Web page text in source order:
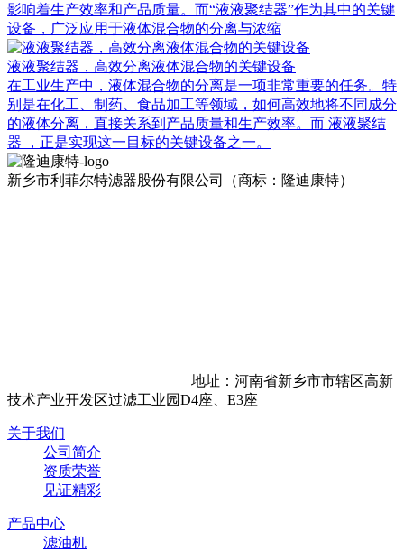
影响着生产效率和产品质量。而“液液聚结器”作为其中的关键
设备，广泛应用于液体混合物的分离与浓缩
液液聚结器，高效分离液体混合物的关键设备
在工业生产中，液体混合物的分离是一项非常重要的任务。特
别是在化工、制药、食品加工等领域，如何高效地将不同成分
的液体分离，直接关系到产品质量和生产效率。而 液液聚结
器 ，正是实现这一目标的关键设备之一。
新乡市利菲尔特滤器股份有限公司（商标：隆迪康特）
地址：河南省新乡市市辖区高新
技术产业开发区过滤工业园D4座、E3座
关于我们
公司简介
资质荣誉
见证精彩
产品中心
滤油机